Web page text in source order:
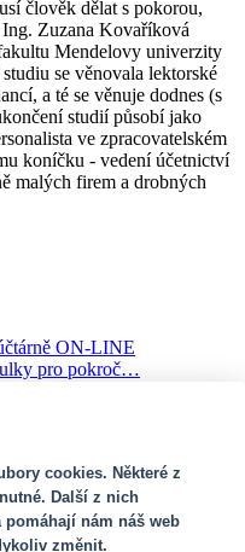
člověk dělat s pokorou,
Zuzana Kovaříková
Mendelovy univerzity
se věnovala lektorské
a té se věnuje dodnes (s
studií působí jako
ve zpracovatelském
koníčku - vedení účetnictví
malých firem a drobných
ON-LINE
pro pokroč…
cookies. Některé z
Další z nich
nám náš web
změnit.